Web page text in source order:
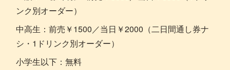
ンク別オーダー）
中高生：前売￥1500／当日￥2000（二日間通し券ナ
シ・1ドリンク別オーダー）
小学生以下：無料